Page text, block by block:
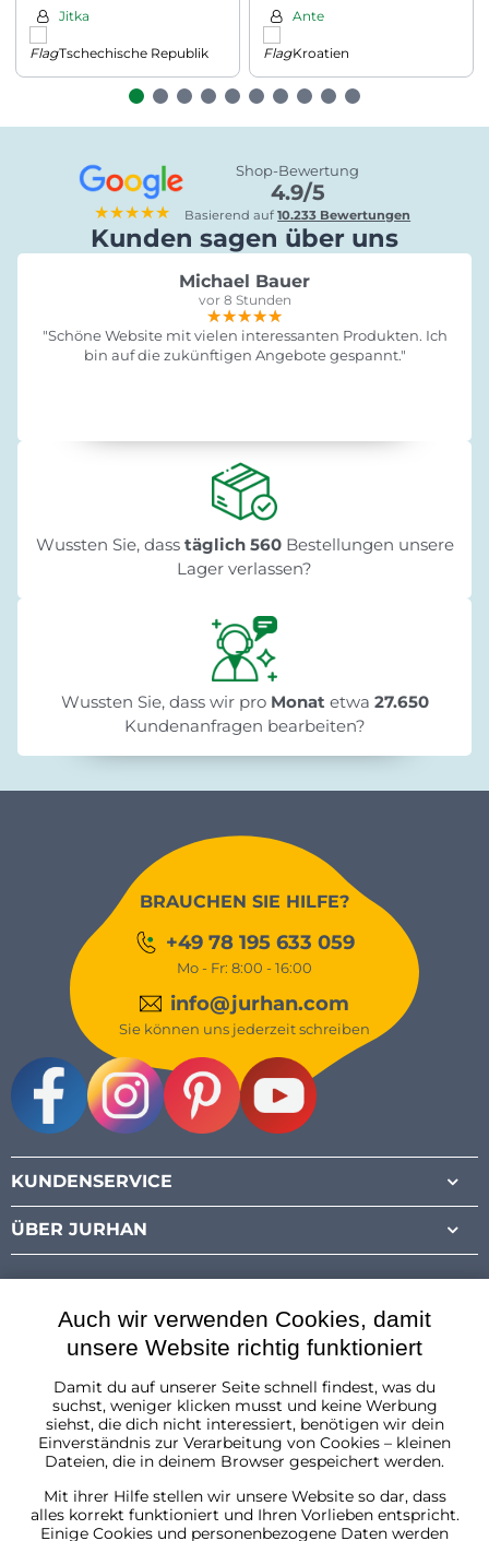
Jitka
Tschechische Republik
Ante
Kroatien
★★★★★
Shop-Bewertung
4.9/5
Basierend auf10.233 Bewertungen
Kunden sagen über uns
Michael Bauer
vor 8 Stunden
★★★★★
★★★★★
★★★★★
"Schöne Website mit vielen interessanten Produkten. Ich
bin auf die zukünftigen Angebote gespannt."
Wussten Sie, dass täglich 560Bestellungen unsere
Lager verlassen?
Wussten Sie, dass wir pro Monat etwa 27.650
Kundenanfragen bearbeiten?
BRAUCHEN SIE HILFE?
+49 78 195 633 059
Mo - Fr: 8:00 - 16:00
info@jurhan.com
Sie können uns jederzeit schreiben
KUNDENSERVICE
ÜBER JURHAN
Österreich
Auch wir verwenden Cookies, damit
unsere Website richtig funktioniert
Damit du auf unserer Seite schnell findest, was du
suchst, weniger klicken musst und keine Werbung
siehst, die dich nicht interessiert, benötigen wir dein
Einverständnis zur Verarbeitung von Cookies – kleinen
Dateien, die in deinem Browser gespeichert werden.
Mit ihrer Hilfe stellen wir unsere Website so dar, dass
alles korrekt funktioniert und Ihren Vorlieben entspricht.
Einige Cookies und personenbezogene Daten werden